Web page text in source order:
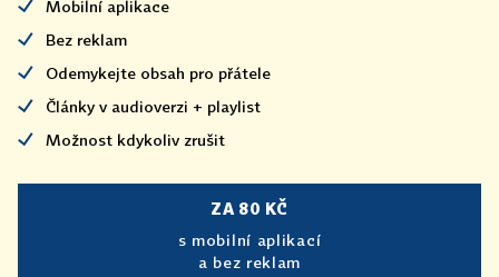
Mobilní aplikace
Bez reklam
Odemykejte obsah pro přátele
Články v audioverzi + playlist
Možnost kdykoliv zrušit
ZA 80 KČ
s mobilní aplikací
a bez reklam